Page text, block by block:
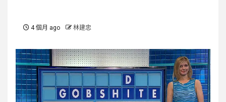
4 個月 ago 林建忠